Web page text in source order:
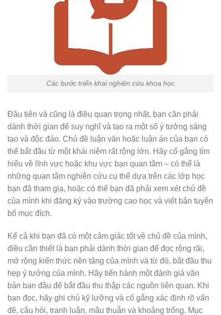
Các bước triển khai nghiên cứu khoa học
Đầu tiên và cũng là điều quan trọng nhất, bạn cần phải
dành thời gian để suy nghĩ và tạo ra một số ý tưởng sáng
tạo và độc đáo. Chủ đề luận văn hoặc luận án của bạn có
thể bắt đầu từ một khái niệm rất rộng lớn. Hãy cố gắng tìm
hiểu về lĩnh vực hoặc khu vực bạn quan tâm – có thể là
những quan tâm nghiên cứu cụ thể dựa trên các lớp học
bạn đã tham gia, hoặc có thể bạn đã phải xem xét chủ đề
của mình khi đăng ký vào trường cao học và viết bản tuyên
bố mục đích.
Kể cả khi bạn đã có một cảm giác tốt về chủ đề của mình,
điều cần thiết là bạn phải dành thời gian để đọc rộng rãi,
mở rộng kiến thức nền tảng của mình và từ đó, bắt đầu thu
hẹp ý tưởng của mình. Hãy tiến hành một đánh giá văn
bản ban đầu để bắt đầu thu thập các nguồn liên quan. Khi
bạn đọc, hãy ghi chú kỹ lưỡng và cố gắng xác định rõ vấn
đề, câu hỏi, tranh luận, mâu thuẫn và khoảng trống. Mục